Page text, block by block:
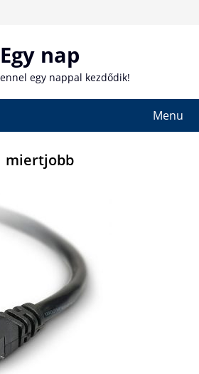
Egy nap
egy nappal kezdődik!
Menu
miertjobb